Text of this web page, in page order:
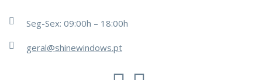
Seg-Sex: 09:00h – 18:00h
geral@shinewindows.pt